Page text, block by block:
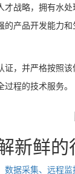
战略，拥有水
产品开发能力
，并严格按照该
程的技术服务。
新鲜